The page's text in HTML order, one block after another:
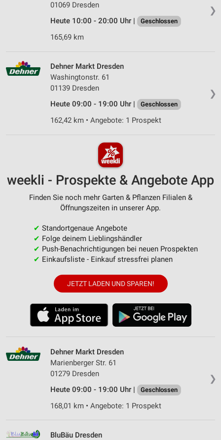
❯
01069 Dresden
Heute 10:00 - 20:00 Uhr |
Geschlossen
165,69 km
❯
Dehner Markt Dresden
Washingtonstr. 61
01139 Dresden
Heute 09:00 - 19:00 Uhr |
Geschlossen
162,42 km • Angebote: 1 Prospekt
weekli - Prospekte & Angebote App
Finden Sie noch mehr Garten & Pflanzen Filialen &
Öffnungszeiten in unserer App.
✔ Standortgenaue Angebote
✔ Folge deinem Lieblingshändler
✔ Push-Benachrichtigungen bei neuen Prospekten
✔ Einkaufsliste - Einkauf stressfrei planen
JETZT LADEN UND SPAREN!
❯
Dehner Markt Dresden
Marienberger Str. 61
01279 Dresden
Heute 09:00 - 19:00 Uhr |
Geschlossen
168,01 km • Angebote: 1 Prospekt
BluBäu Dresden